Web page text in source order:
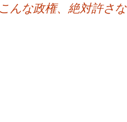
んな政権、絶対許さ